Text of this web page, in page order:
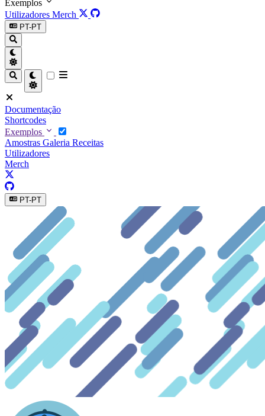
Exemplos
Utilizadores Merch
PT-PT
Documentação
Shortcodes
Exemplos
Amostras Galeria Receitas
Utilizadores
Merch
PT-PT